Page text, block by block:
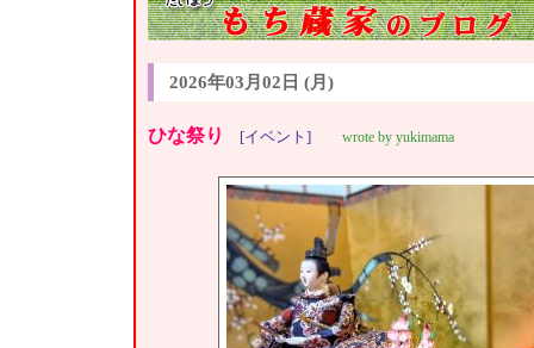
2026年03月02日 (月)
ひな祭り [イベント] wrote by yukimama